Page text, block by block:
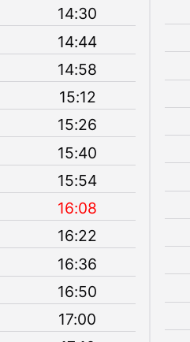
14:30
14:44
14:58
15:12
15:26
15:40
15:54
16:08
16:22
16:36
16:50
17:00